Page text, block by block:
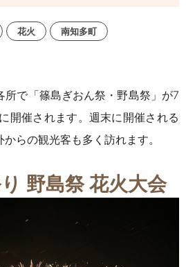
花火 南知多町
で「篠島ぎおん祭・野島祭」 が7
開催されます。週末に開催される
らの観光客も多く訪れます。
野島祭 花火大会